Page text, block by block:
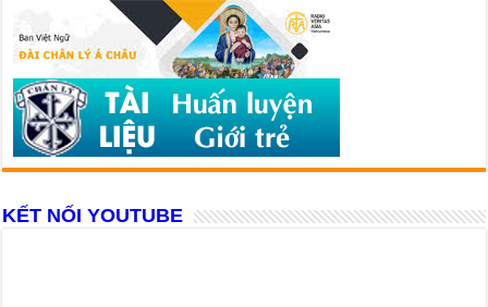
KẾT NỐI YOUTUBE